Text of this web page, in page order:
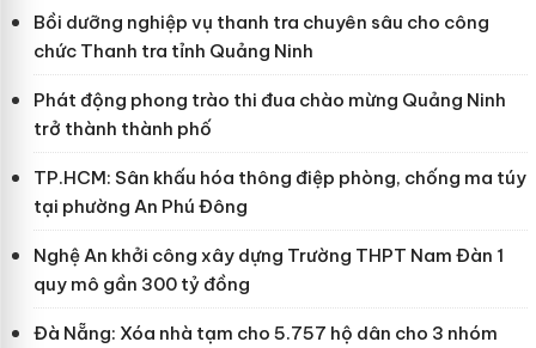
Bồi dưỡng nghiệp vụ thanh tra chuyên sâu cho công
chức Thanh tra tỉnh Quảng Ninh
Phát động phong trào thi đua chào mừng Quảng Ninh
trở thành thành phố
TP.HCM: Sân khấu hóa thông điệp phòng, chống ma túy
tại phường An Phú Đông
Nghệ An khởi công xây dựng Trường THPT Nam Đàn 1
quy mô gần 300 tỷ đồng
Đà Nẵng: Xóa nhà tạm cho 5.757 hộ dân cho 3 nhóm